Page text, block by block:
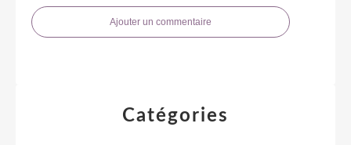
Ajouter un commentaire
Catégories